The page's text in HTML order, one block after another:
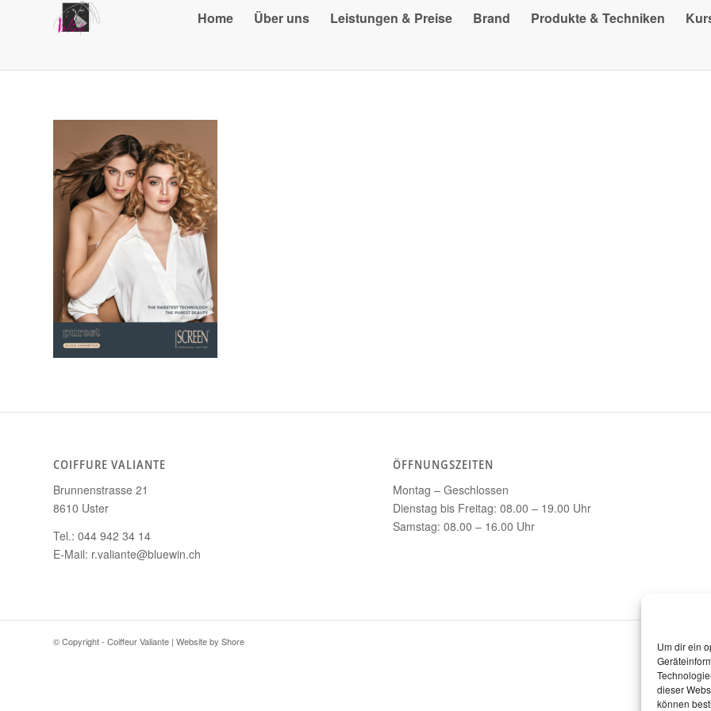
Um dir ein
dieser
können
Home Über uns Leistungen & Preise Brand Produkte & Techniken
COIFFURE VALIANTE
Brunnenstrasse 21
8610 Uster
Tel.: 044 942 34 14
E-Mail: r.valiante@bluewin.ch
ÖFFNUNGSZEITEN
Montag – Geschlossen
Dienstag bis Freitag: 08.00 – 19.00 Uhr
Samstag: 08.00 – 16.00 Uhr
© Copyright - Coiffeur Valiante | Website by Shore